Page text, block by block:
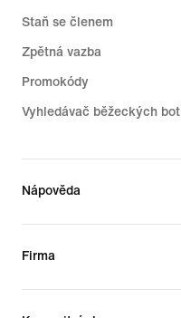
Staň se členem
Zpětná vazba
Promokódy
Vyhledávač běžeckých bot
Nápověda
Firma